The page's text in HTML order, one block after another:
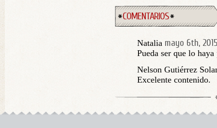
COMENTARIOS
Natalia mayo 6th, 2015
Pueda ser que lo
Nelson Gutiérrez
Excelente contenido.